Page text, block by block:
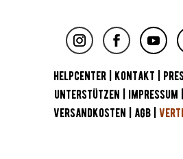
HELPCENTER| KONTAKT
UNTERSTÜTZEN
IMPRESSUM
VERSANDKOSTEN
AGB |